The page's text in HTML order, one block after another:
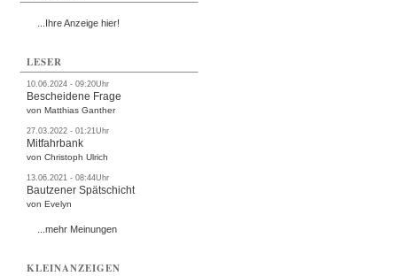
...Ihre Anzeige hier!
LESER
10.06.2024 - 09:20Uhr
Bescheidene Frage
von Matthias Ganther
27.03.2022 - 01:21Uhr
Mitfahrbank
von Christoph Ulrich
13.06.2021 - 08:44Uhr
Bautzener Spätschicht
von Evelyn
...mehr Meinungen
KLEINANZEIGEN